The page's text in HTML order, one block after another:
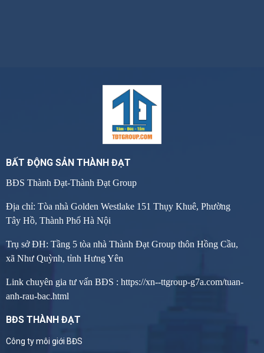
BẤT ĐỘNG SẢN THÀNH ĐẠT
BĐS Thành Đạt-Thành Đạt Group
Địa chỉ: Tòa nhà Golden Westlake 151 Thụy Khuê, Phường
Tây Hồ, Thành Phố Hà Nội
Trụ sở ĐH: Tầng 5 tòa nhà Thành Đạt Group thôn Hồng Cầu,
xã Như Quỳnh, tỉnh Hưng Yên
Link chuyên gia tư vấn BĐS : https://xn--ttgroup-g7a.com/tuan-
anh-rau-bac.html
BĐS THÀNH ĐẠT
Công ty môi giới BĐS